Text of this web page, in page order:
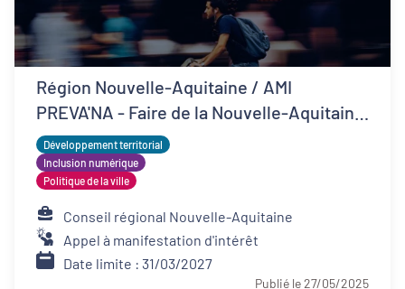
Région Nouvelle-Aquitaine / AMI
PREVA'NA - Faire de la Nouvelle-Aquitaine
un territoire de bonne santé
Développement territorial
Inclusion numérique
Politique de la ville
Conseil régional Nouvelle-Aquitaine
Appel à manifestation d'intérêt
Date limite : 31/03/2027
Publié le 27/05/2025